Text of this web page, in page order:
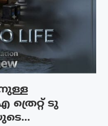
ത്രെറ്റ് ടു